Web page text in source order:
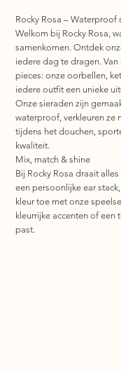
Rocky Rosa –
Welkom bij Rocky Rosa,
samenkomen. Ontdek
iedere dag te dragen.
pieces: onze oorbellen,
iedere outfit een unieke
Onze sieraden zijn
waterproof, verkleuren ze
tijdens het douchen,
kwaliteit.
Mix, match & shine
Bij Rocky Rosa draait
een persoonlijke ear
kleur toe met onze
kleurrijke accenten of
past.